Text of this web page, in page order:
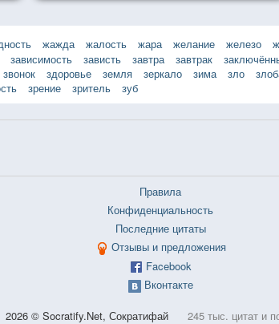
жажда жалость жара желание железо
зависимость зависть завтра завтрак
звонок здоровье земля зеркало зима зло
зрение зритель зуб
Правила
Конфиденциальность
Последние цитаты
Отзывы и предложения
Facebook
Вконтакте
2026 © Socratify.Net, Сократифай 245 тыс. цитат и